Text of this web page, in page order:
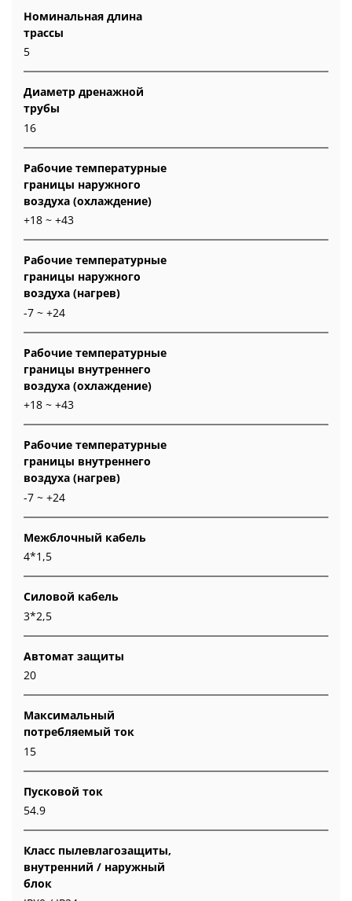
Номинальная длина
трассы
5
Диаметр дренажной
трубы
16
Рабочие температурные
границы наружного
воздуха (охлаждение)
+18 ~ +43
Рабочие температурные
границы наружного
воздуха (нагрев)
-7 ~ +24
Рабочие температурные
границы внутреннего
воздуха (охлаждение)
+18 ~ +43
Рабочие температурные
границы внутреннего
воздуха (нагрев)
-7 ~ +24
Межблочный кабель
4*1,5
Силовой кабель
3*2,5
Автомат защиты
20
Максимальный
потребляемый ток
15
Пусковой ток
54.9
Класс пылевлагозащиты,
внутренний / наружный
блок